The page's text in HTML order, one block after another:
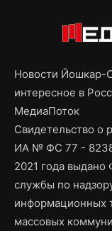
Новости Йошкар-
интересное в
МедиаПоток
Свидетельство о
ИА № ФС 77 -
2021 года выдано
службы по
информационных
массовых